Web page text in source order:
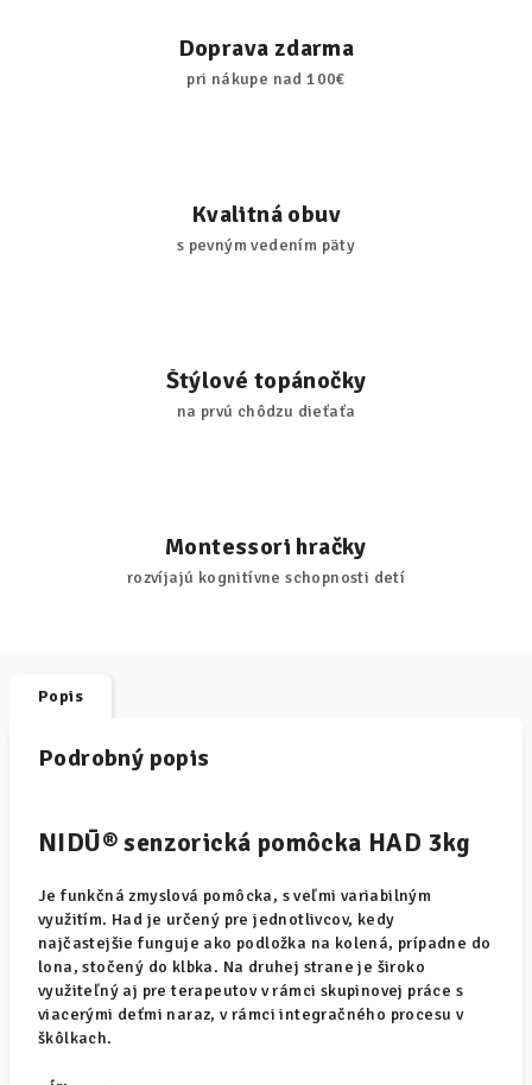
Doprava zdarma
pri nákupe nad 100€
Kvalitná obuv
s pevným vedením päty
Štýlové topánočky
na prvú chôdzu dieťaťa
Montessori hračky
rozvíjajú kognitívne schopnosti detí
Popis
Podrobný popis
NIDŪ® senzorická pomôcka HAD 3kg
Je funkčná zmyslová pomôcka, s veľmi variabilným
využitím. Had je určený pre jednotlivcov, kedy
najčastejšie funguje ako podložka na kolená, prípadne do
lona, stočený do klbka. Na druhej strane je široko
využiteľný aj pre terapeutov v rámci skupinovej práce s
viacerými deťmi naraz, v rámci integračného procesu v
škôlkach.